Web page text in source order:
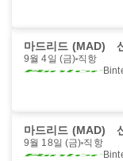
마드리드 (MAD)
9월 4일 (금) 직항
마드리드 (MAD)
9월 18일 (금) 직항